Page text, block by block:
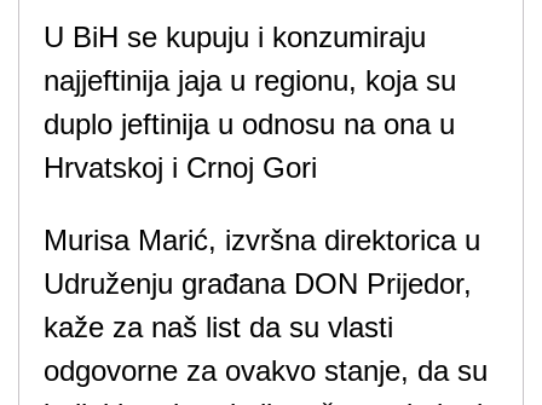
U BiH se kupuju i konzumiraju
najjeftinija jaja u regionu, koja su
duplo jeftinija u odnosu na ona u
Hrvatskoj i Crnoj Gori
Murisa Marić, izvršna direktorica u
Udruženju građana DON Prijedor,
kaže za naš list da su vlasti
odgovorne za ovakvo stanje, da su